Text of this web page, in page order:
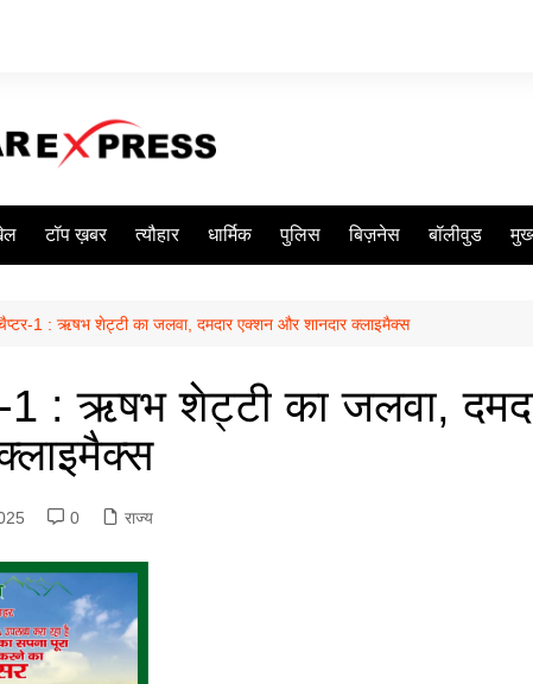
टॉप ख़बर त्यौहार धार्मिक पुलिस बिज़नेस बॉलीवुड
चैप्टर-1 : ऋषभ शेट्टी का जलवा, दमदार एक्शन और शानदार क्लाइमैक्स
1 : ऋषभ शेट्टी का जलवा,
0 राज्य